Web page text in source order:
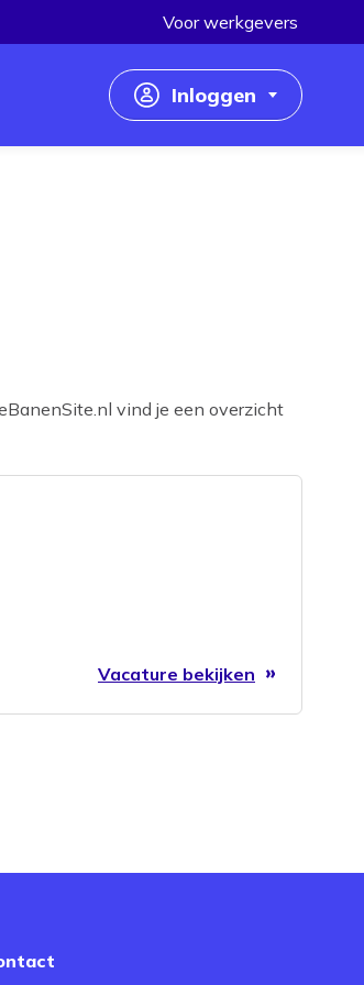
Voor werkgevers
Inloggen
vind je een overzicht
Vacature bekijken